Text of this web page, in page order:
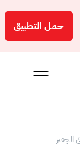
حمل التطبيق